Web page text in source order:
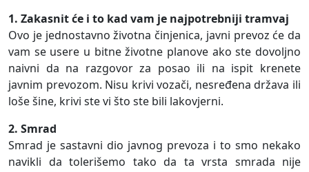
1. Zakasnit će i to kad vam je najpotrebniji tramvaj
Ovo je jednostavno životna činjenica, javni prevoz će da
vam se usere u bitne životne planove ako ste dovoljno
naivni da na razgovor za posao ili na ispit krenete
javnim prevozom. Nisu krivi vozači, nesređena država ili
loše šine, krivi ste vi što ste bili lakovjerni.
2. Smrad
Smrad je sastavni dio javnog prevoza i to smo nekako
navikli da tolerišemo tako da ta vrsta smrada nije